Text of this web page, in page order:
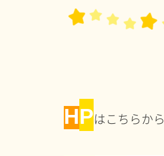
HPはこちらから